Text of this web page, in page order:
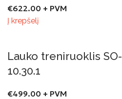
€622.00 + PVM
Į krepšelį
Lauko treniruoklis SO-
10.30.1
€499.00 + PVM